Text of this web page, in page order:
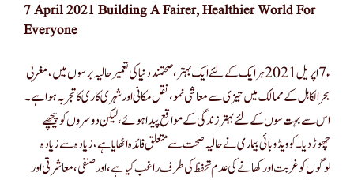
7April2021 Building A Fairer, Healthier World For
Everyone
ء7اپریل 2021 ہر ایک کے لئے ایک بہتر ، صحتمند دنیا کی تعمیر حالیہ برسوں میں ، مغربی
بحر الکاہل کے ممالک میں تیزی سے معاشی نمو ، نقل مکانی اور شہری کاری کا تجربہ ہوا ہے۔
اس سے بہت سوں کے لئے بہتر زندگی کے مواقع پیدا ہوئے ، لیکن دوسروں کو پیچھے
چھوڑ دیا۔ کوویڈ وبائی بیماری نے حالیہ صحت سے متعلق فائدہ اٹھایا ہے ، زیادہ سے زیادہ
لوگوں کو غربت اور کھانے کی عدم تحفظ کی طرف راغب کیا ہے ، اور صنفی ، معاشرتی اور